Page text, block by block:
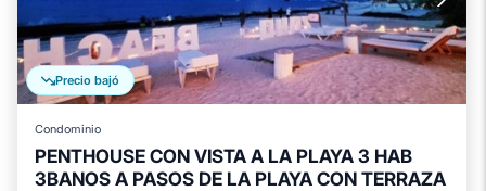
Precio bajó
Condominio
PENTHOUSE CON VISTA A LA PLAYA 3 HAB
3BANOS A PASOS DE LA PLAYA CON TERRAZA